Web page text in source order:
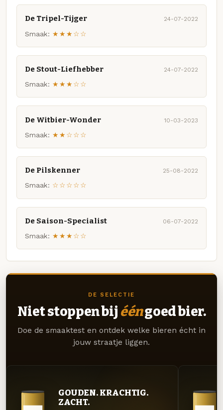
De Tripel-Tijger 24-07-2022
Smaak: ★★★☆☆
De Stout-Liefhebber 24-07-2022
Smaak: ★★★☆☆
De Witbier-Wonder 10-03-2023
Smaak: ★★☆☆☆
De Pilskenner 25-08-2022
Smaak: ☆☆☆☆☆
De Saison-Specialist 06-07-2022
Smaak: ★★★☆☆
DE SELECTIE
Niet stoppen bij ééngoed bier.
Doe de smaaktest en ontdek welke bieren écht in
jouw straatje liggen.
GOUDEN. KRACHTIG.
ZACHT.